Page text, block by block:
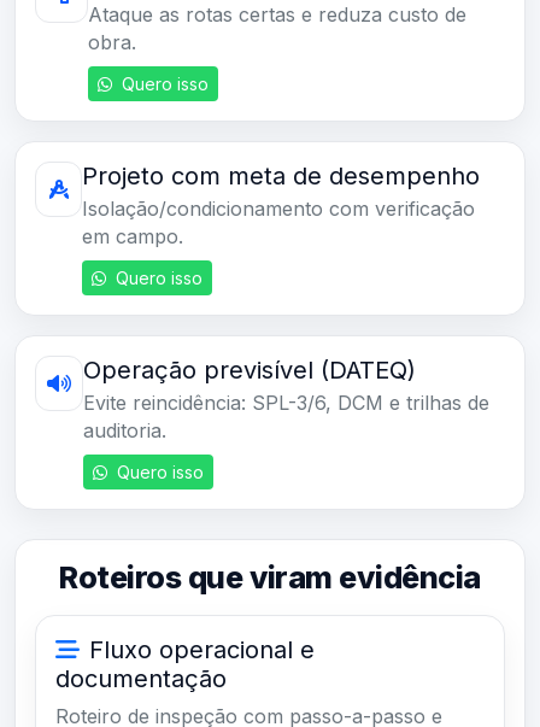
Ataque as rotas certas e reduza custo de
obra.
Quero isso
Projeto com meta de desempenho
Isolação/condicionamento com verificação
em campo.
Quero isso
Operação previsível (DATEQ)
Evite reincidência: SPL-3/6, DCM e trilhas de
auditoria.
Quero isso
Roteiros que viram evidência
Fluxo operacional e
documentação
Roteiro de inspeção com passo-a-passo e